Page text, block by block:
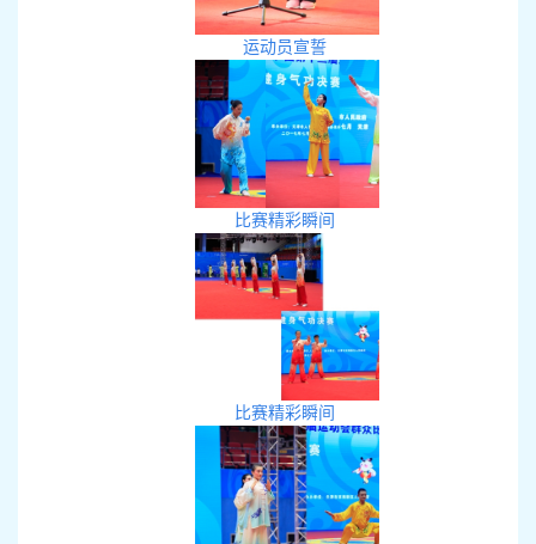
运动员宣誓
比赛精彩瞬间
比赛精彩瞬间